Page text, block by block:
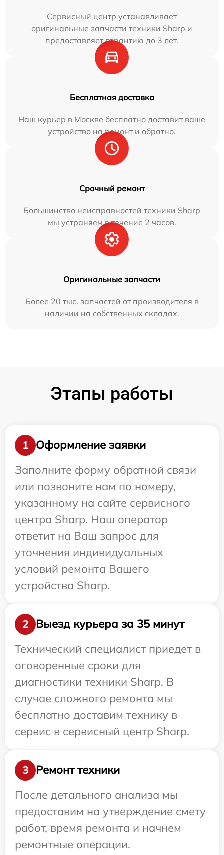
Сервисный центр устанавливает
оригинальные запчасти техники Sharp и
предоставляет гарантию до 3 лет.
Бесплатная доставка
Наш курьер в Москве бесплатно доставит ваше
устройство на ремонт и обратно.
Срочный ремонт
Большинство неисправностей техники Sharp
мы устраняем в течение 2 часов.
Оригинальные запчасти
Более 20 тыс. запчастей от производителя в
наличии на собственных складах.
Этапы работы
1
Оформление заявки
Заполните форму обратной связи
или позвоните нам по номеру,
указанному на сайте сервисного
центра Sharp. Наш оператор
ответит на Ваш запрос для
уточнения индивидуальных
условий ремонта Вашего
устройства Sharp.
2
Выезд курьера за 35 минут
Технический специалист приедет в
оговоренные сроки для
диагностики техники Sharp. В
случае сложного ремонта мы
бесплатно доставим технику в
сервис в сервисный центр Sharp.
3
Ремонт техники
После детального анализа мы
предоставим на утверждение смету
работ, время ремонта и начнем
ремонтные операции.